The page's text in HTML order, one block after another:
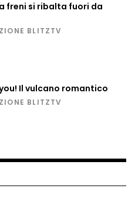
passaggio a livello:
in Guatemala,
Mosca
freni si ribalta fuori da
BLITZTV
Il vulcano romantico
BLITZTV